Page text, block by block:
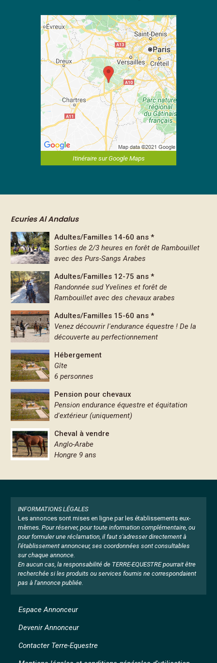
Itinéraire sur Google Maps
Ecuries Al Andalus
Adultes/Familles 14-60 ans *
Sorties de 2/3 heures en forêt de Rambouillet
avec des Purs-Sangs Arabes
Adultes/Familles 12-75 ans *
Randonnée sud Yvelines et forêt de
Rambouillet avec des chevaux arabes
Adultes/Familles 15-60 ans *
Venez découvrir l'endurance équestre ! De la
découverte au perfectionnement
Hébergement
Gîte
6 personnes
Pension pour chevaux
Pension endurance équestre et équitation
d'extérieur (uniquement)
Cheval à vendre
Anglo-Arabe
Hongre 9 ans
INFORMATIONS LÉGALES
Les annonces sont mises en ligne par les établissements eux-
mêmes. Pour réserver, pour toute information complémentaire, ou
pour formuler une réclamation, il faut s'adresser directement à
l'établissement annonceur, ses coordonnées sont consultables
sur chaque annonce.
En aucun cas, la responsabilité de TERRE-EQUESTRE pourrait être
recherchée si les produits ou services fournis ne correspondaient
pas à l'annonce publiée.
Espace Annonceur
Devenir Annonceur
Contacter Terre-Equestre